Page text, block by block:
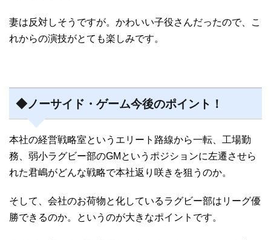
妻は反対しそうですが。かわいい子役さんだったので、こ
れからの演技がとても楽しみです。
◆ノーサイド・ゲーム今後のポイント！
本社の経営戦略室というエリート路線から一転、工場勤
務、弱小ラグビー部のGMというポジションに左遷させら
れた君嶋がどんな戦略で本社返り咲きを狙うのか。
そして、会社のお荷物と化しているラグビー部はリーグ優
勝できるのか。というのが大きなポイントです。